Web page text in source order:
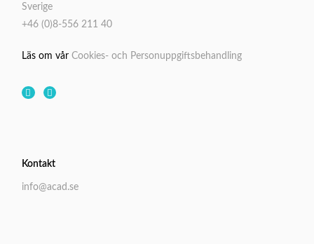
Sverige
+46 (0)8-556 211 40
Läs om vårCookies- och Personuppgiftsbehandling
Kontakt
info@acad.se